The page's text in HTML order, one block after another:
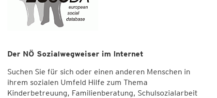
Der NÖ Sozialwegweiser im Internet
Suchen Sie für sich oder einen anderen Menschen in
ihrem sozialen Umfeld Hilfe zum Thema
Kinderbetreuung, Familienberatung, Schulsozialarbeit